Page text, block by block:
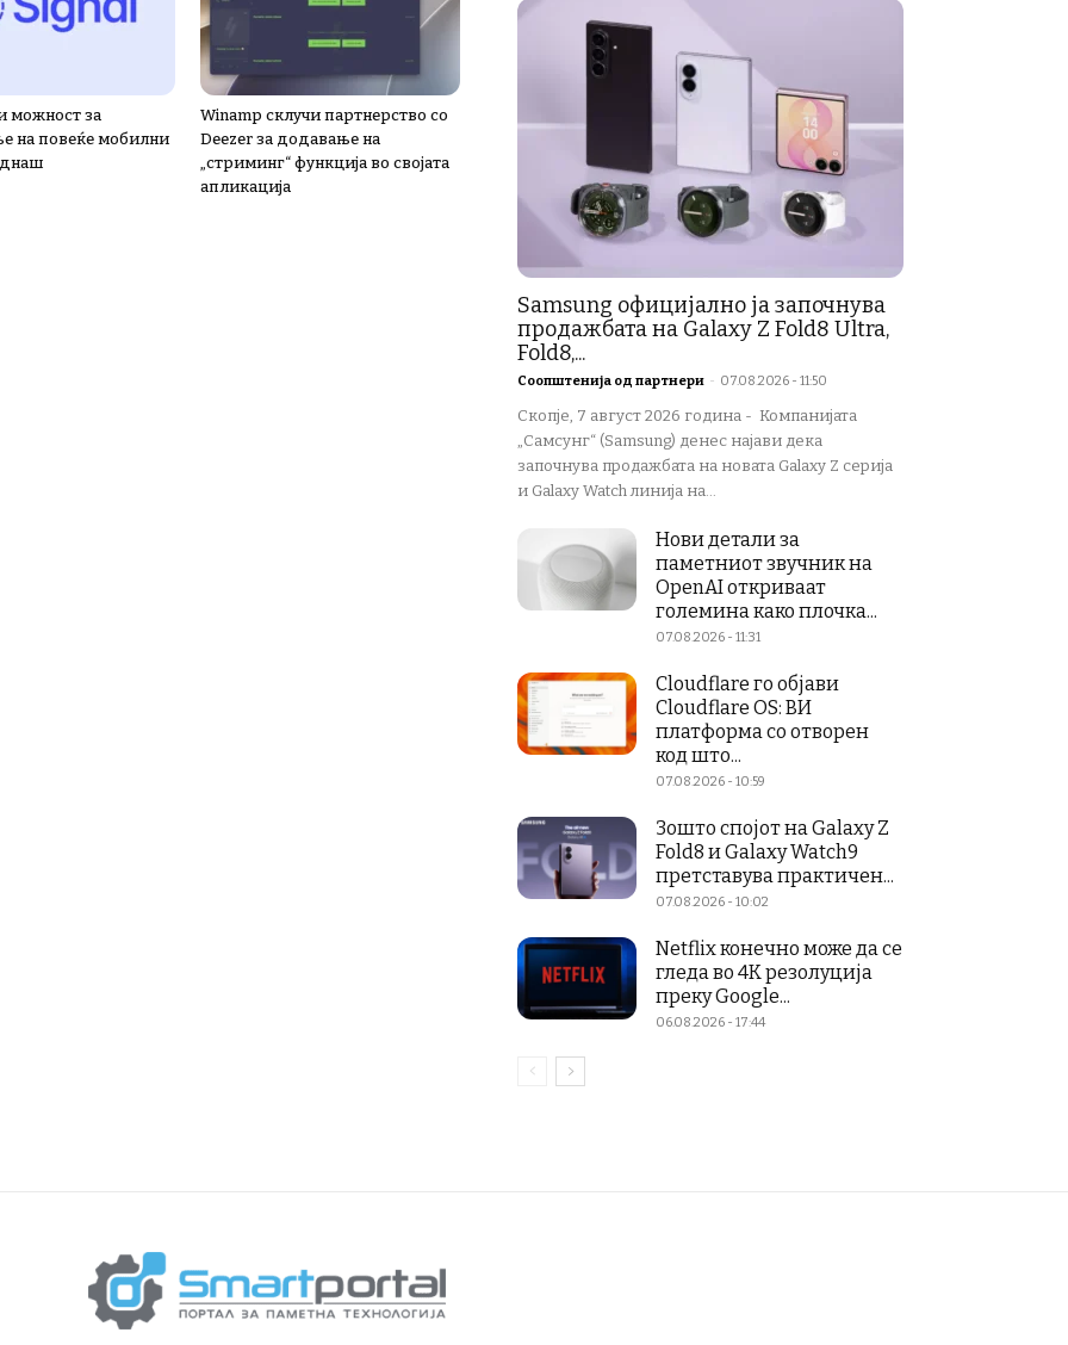
можност за
на повеќе мобилни
Winamp склучи партнерство со
Deezer за додавање на
„стриминг“ функција во својата
апликација
Samsung официјално ја започнува
продажбата на Galaxy Z Fold8 Ultra,
Fold8,...
Соопштенија од партнери - 07.08.2026 - 11:50
Скопје, 7 август 2026 година - Компанијата
„Самсунг“ (Samsung) денес најави дека
започнува продажбата на новата Galaxy Z серија
и Galaxy Watch линија на...
Нови детали за
паметниот звучник на
OpenAI откриваат
големина како плочка...
07.08.2026 - 11:31
Cloudflare го објави
Cloudflare OS: ВИ
платформа со отворен
код што...
07.08.2026 - 10:59
Зошто спојот на Galaxy Z
Fold8 и Galaxy Watch9
претставува практичен...
07.08.2026 - 10:02
Netflix конечно може да се
гледа во 4K резолуција
преку Google...
06.08.2026 - 17:44